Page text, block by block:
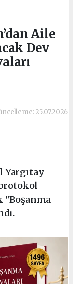
Aile
Dev
25.07.2026
Yargıtay
"Boşanma